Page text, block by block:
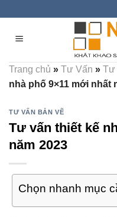
content
Trang chủ » Tư Vấn » Tư
nhà phố 9×11 mới nhất
TƯ VẤN BẢN VẼ
Tư vấn thiết kế
năm 2023
Chọn nhanh mục